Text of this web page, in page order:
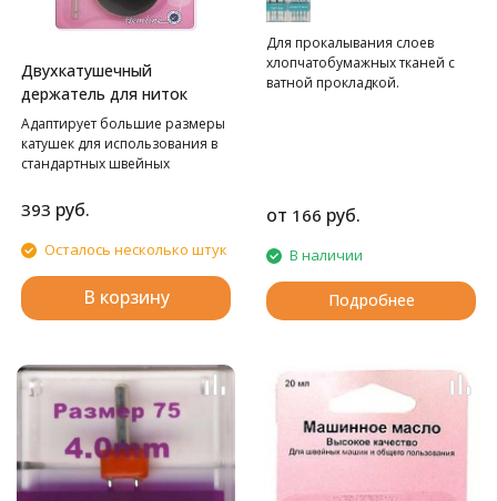
Двухкатушечный
держатель для ниток
Адаптирует большие размеры
катушек для использования в
стандартных швейных
393 руб.
Осталось несколько штук
В корзину
Для прокалывания слоев
хлопчатобумажных тканей с
ватной прокладкой.
от 166 руб.
В наличии
Подробнее